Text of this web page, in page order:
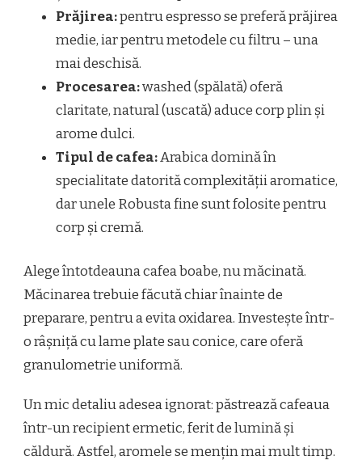
Prăjirea:pentru espresso se preferă prăjirea
medie, iar pentru metodele cu filtru – una
mai deschisă.
Procesarea:washed (spălată) oferă
claritate, natural (uscată) aduce corp plin și
arome dulci.
Tipul de cafea:Arabica domină în
specialitate datorită complexității aromatice,
dar unele Robusta fine sunt folosite pentru
corp și cremă.
Alege întotdeauna cafea boabe, nu măcinată.
Măcinarea trebuie făcută chiar înainte de
preparare, pentru a evita oxidarea. Investește într-
o râșniță cu lame plate sau conice, care oferă
granulometrie uniformă.
Un mic detaliu adesea ignorat: păstrează cafeaua
într-un recipient ermetic, ferit de lumină și
căldură. Astfel, aromele se mențin mai mult timp.